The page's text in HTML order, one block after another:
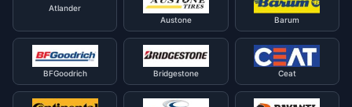
Atlander
Austone
Barum
BFGoodrich Bridgestone Ceat